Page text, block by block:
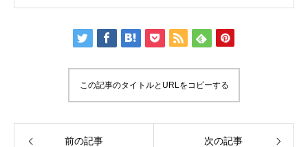
この記事のタイトルとURLをコピーする
前の記事 次の記事